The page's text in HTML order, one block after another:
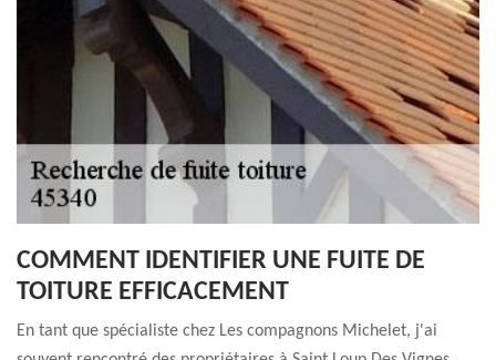
COMMENT IDENTIFIER UNE FUITE DE
TOITURE EFFICACEMENT
En tant que spécialiste chez Les compagnons Michelet, j'ai